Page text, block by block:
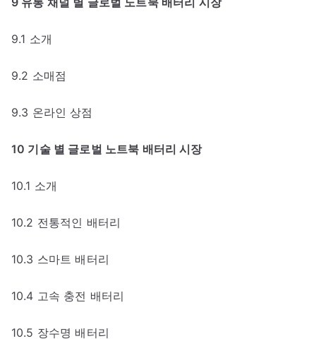
9.1 소개
9.2 소매점
9.3 온라인 상점
10 기술 별 글로벌 노트북 배터리 시장
10.1 소개
10.2 전통적인 배터리
10.3 스마트 배터리
10.4 고속 충전 배터리
10.5 장수명 배터리